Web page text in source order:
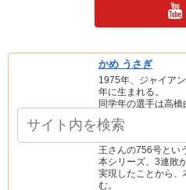
かめ うさぎ
1975年、ジャイア
年に生まれる。
同学年の選手は高
和、岡島秀樹など。
生まれてからの最
王さんの756号とい
本シリーズ、3連敗
実現したことから
む。